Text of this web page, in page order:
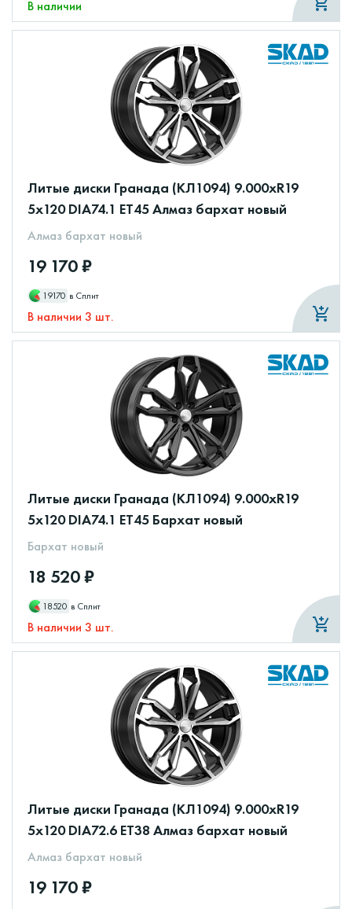
В наличии
Литые диски Гранада (КЛ1094) 9.000xR19
5x120 DIA74.1 ET45 Алмаз бархат новый
Алмаз бархат новый
19 170 ₽
19170 в Сплит
В наличии 3 шт.
Литые диски Гранада (КЛ1094) 9.000xR19
5x120 DIA74.1 ET45 Бархат новый
Бархат новый
18 520 ₽
18520 в Сплит
В наличии 3 шт.
Литые диски Гранада (КЛ1094) 9.000xR19
5x120 DIA72.6 ET38 Алмаз бархат новый
Алмаз бархат новый
19 170 ₽